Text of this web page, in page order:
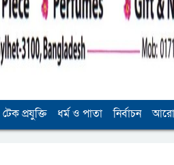
টেক প্রযুক্তি ধর্ম ও পাতা নির্বাচন আরো